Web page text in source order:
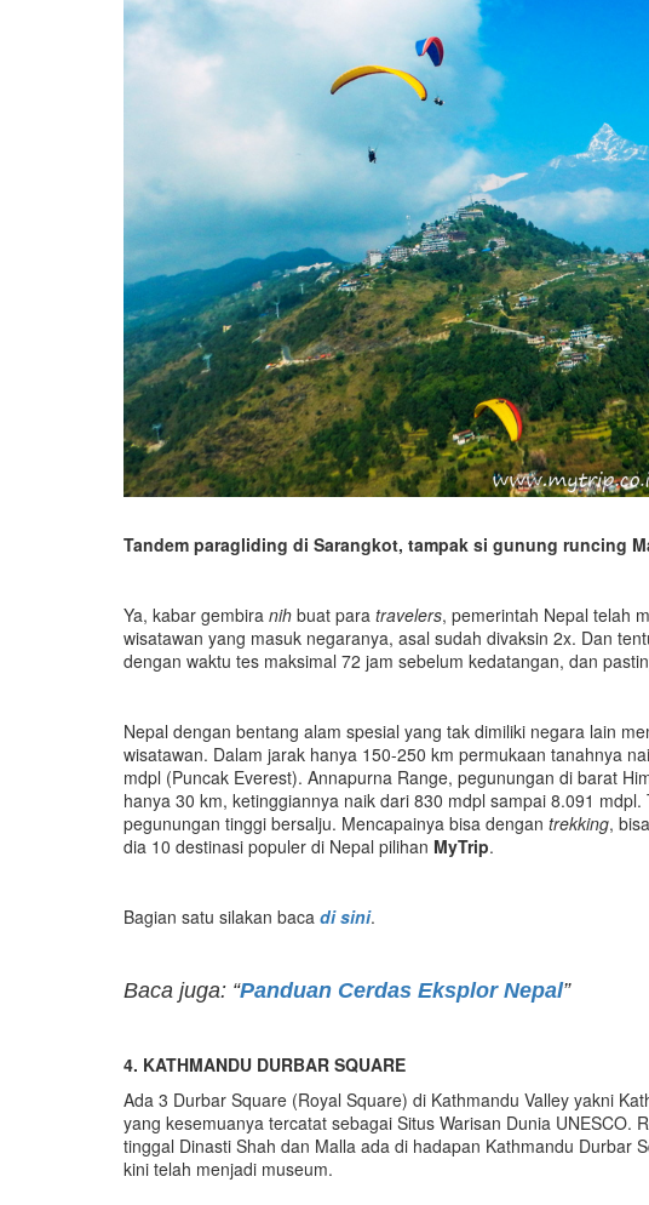
Tandem paragliding di Sarangkot, tampak si gunung runcing
Ya, kabar gembira nih buat para travelers, pemerintah Nepal telah
wisatawan yang masuk negaranya, asal sudah divaksin 2x. Dan
dengan waktu tes maksimal 72 jam sebelum kedatangan, dan
Nepal dengan bentang alam spesial yang tak dimiliki negara lain
wisatawan. Dalam jarak hanya 150-250 km permukaan tanahnya
mdpl (Puncak Everest). Annapurna Range, pegunungan di barat
hanya 30 km, ketinggiannya naik dari 830 mdpl sampai 8.091
pegunungan tinggi bersalju. Mencapainya bisa dengan trekking,
dia 10 destinasi populer di Nepal pilihan MyTrip.
Bagian satu silakan baca di sini.
Baca juga: “Panduan Cerdas Eksplor Nepal”
4. KATHMANDU DURBAR SQUARE
Ada 3 Durbar Square (Royal Square) di Kathmandu Valley yakni
yang kesemuanya tercatat sebagai Situs Warisan Dunia UNESCO.
tinggal Dinasti Shah dan Malla ada di hadapan Kathmandu Durbar
kini telah menjadi museum.